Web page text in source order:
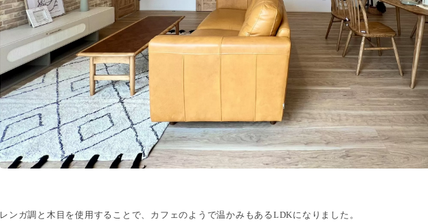
レンガ調と木目を使用することで、カフェのようで温かみもあるLDKになりました。